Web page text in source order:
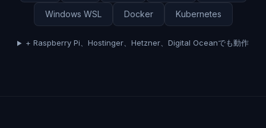
Windows WSL Docker Kubernetes
+ Raspberry Pi、Hostinger、Hetzner、Digital Oceanでも動作